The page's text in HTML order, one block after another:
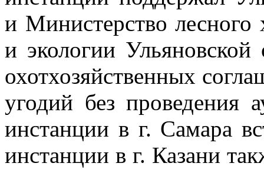
и Министерство лесного
и экологии Ульяновской
охотхозяйственных
угодий без проведения
инстанции в г. Самара
инстанции в г. Казани